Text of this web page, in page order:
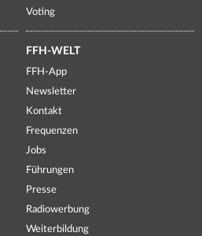
Voting
FFH-WELT
FFH-App
Newsletter
Kontakt
Frequenzen
Jobs
Führungen
Presse
Radiowerbung
Weiterbildung